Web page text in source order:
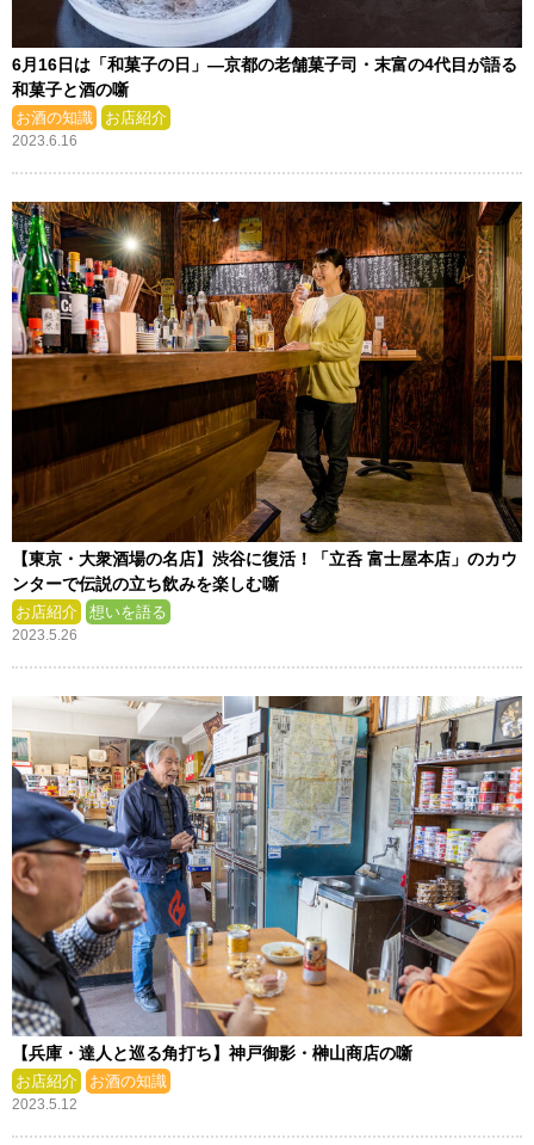
6月16日は「和菓子の日」—京都の老舗菓子司・末富の4代目が語る
和菓子と酒の噺
お酒の知識 お店紹介
2023.6.16
【東京・大衆酒場の名店】渋谷に復活！「立呑 富士屋本店」のカウ
ンターで伝説の立ち飲みを楽しむ噺
お店紹介 想いを語る
2023.5.26
【兵庫・達人と巡る角打ち】神戸御影・榊山商店の噺
お店紹介 お酒の知識
2023.5.12